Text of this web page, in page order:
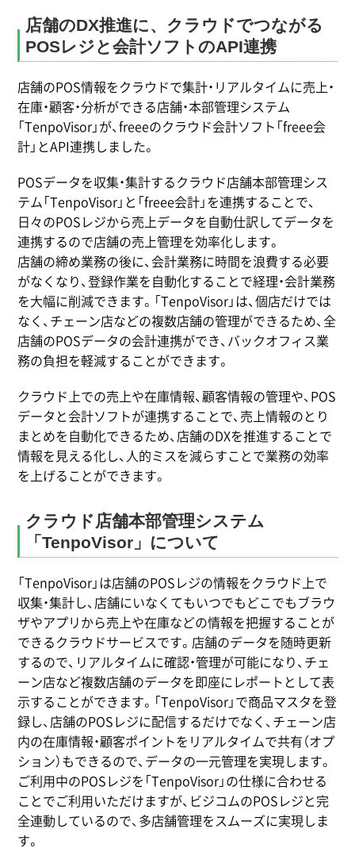
店舗のDX推進に、クラウドでつながる
POSレジと会計ソフトのAPI連携
店舗のPOS情報をクラウドで集計・リアルタイムに売上・
在庫・顧客・分析ができる店舗・本部管理システム
「TenpoVisor」が、freeeのクラウド会計ソフト「freee会
計」とAPI連携しました。
POSデータを収集・集計するクラウド店舗本部管理シス
テム「TenpoVisor」と「freee会計」を連携することで、
日々のPOSレジから売上データを自動仕訳してデータを
連携するので店舗の売上管理を効率化します。
店舗の締め業務の後に、会計業務に時間を浪費する必要
がなくなり、登録作業を自動化することで経理・会計業務
を大幅に削減できます。「TenpoVisor」は、個店だけでは
なく、チェーン店などの複数店舗の管理ができるため、全
店舗のPOSデータの会計連携ができ、バックオフィス業
務の負担を軽減することができます。
クラウド上での売上や在庫情報、顧客情報の管理や、POS
データと会計ソフトが連携することで、売上情報のとり
まとめを自動化できるため、店舗のDXを推進することで
情報を見える化し、人的ミスを減らすことで業務の効率
を上げることができます。
クラウド店舗本部管理システム
「TenpoVisor」について
「TenpoVisor」は店舗のPOSレジの情報をクラウド上で
収集・集計し、店舗にいなくてもいつでもどこでもブラウ
ザやアプリから売上や在庫などの情報を把握することが
できるクラウドサービスです。店舗のデータを随時更新
するので、リアルタイムに確認・管理が可能になり、チェ
ーン店など複数店舗のデータを即座にレポートとして表
示することができます。「TenpoVisor」で商品マスタを登
録し、店舗のPOSレジに配信するだけでなく、チェーン店
内の在庫情報・顧客ポイントをリアルタイムで共有（オプ
ション）もできるので、データの一元管理を実現します。
ご利用中のPOSレジを「TenpoVisor」の仕様に合わせる
ことでご利用いただけますが、ビジコムのPOSレジと完
全連動しているので、多店舗管理をスムーズに実現しま
す。